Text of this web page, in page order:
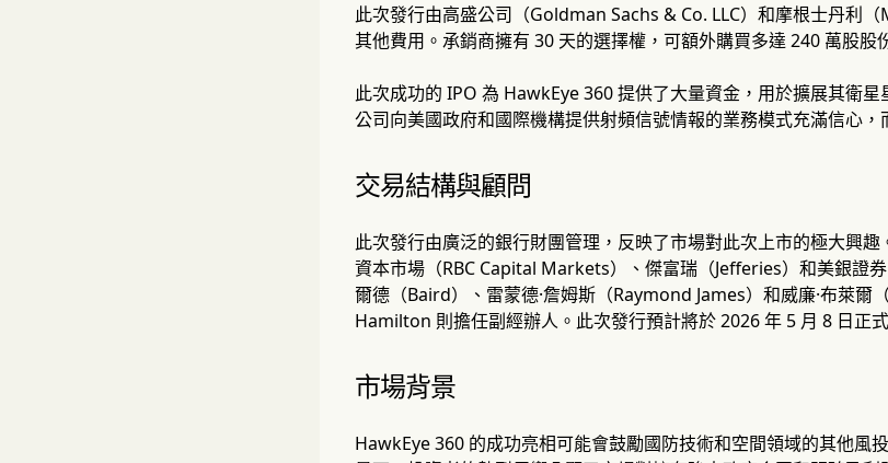
此次發行由高盛公司（Goldman Sachs & Co. LLC）和摩根士丹利
其他費用。承銷商擁有 30 天的選擇權，可額外購買多達 240 萬股股
此次成功的 IPO 為 HawkEye 360 提供了大量資金，用於擴展其衛
公司向美國政府和國際機構提供射頻信號情報的業務模式充滿信心，
交易結構與顧問
此次發行由廣泛的銀行財團管理，反映了市場對此次上市的極大興
資本市場（RBC Capital Markets）、傑富瑞（Jefferies）和美銀證
爾德（Baird）、雷蒙德·詹姆斯（Raymond James）和威廉·布萊
Hamilton 則擔任副經辦人。此次發行預計將於 2026 年 5 月 8 日正
市場背景
HawkEye 360 的成功亮相可能會鼓勵國防技術和空間領域的其他風